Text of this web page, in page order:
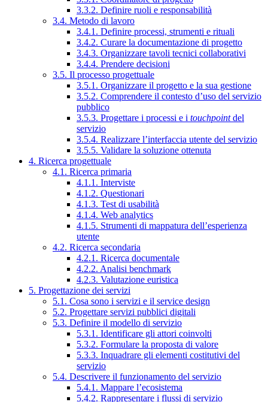
3.3.2. Definire ruoli e responsabilità
3.4. Metodo di lavoro
3.4.1. Definire processi, strumenti e rituali
3.4.2. Curare la documentazione di progetto
3.4.3. Organizzare tavoli tecnici collaborativi
3.4.4. Prendere decisioni
3.5. Il processo progettuale
3.5.1. Organizzare il progetto e la sua gestione
3.5.2. Comprendere il contesto d’uso del servizio
pubblico
3.5.3. Progettare i processi e i touchpointdel
servizio
3.5.4. Realizzare l’interfaccia utente del servizio
3.5.5. Validare la soluzione ottenuta
4. Ricerca progettuale
4.1. Ricerca primaria
4.1.1. Interviste
4.1.2. Questionari
4.1.3. Test di usabilità
4.1.4. Web analytics
4.1.5. Strumenti di mappatura dell’esperienza
utente
4.2. Ricerca secondaria
4.2.1. Ricerca documentale
4.2.2. Analisi benchmark
4.2.3. Valutazione euristica
5. Progettazione dei servizi
5.1. Cosa sono i servizi e il service design
5.2. Progettare servizi pubblici digitali
5.3. Definire il modello di servizio
5.3.1. Identificare gli attori coinvolti
5.3.2. Formulare la proposta di valore
5.3.3. Inquadrare gli elementi costitutivi del
servizio
5.4. Descrivere il funzionamento del servizio
5.4.1. Mappare l’ecosistema
5.4.2. Rappresentare i flussi di servizio